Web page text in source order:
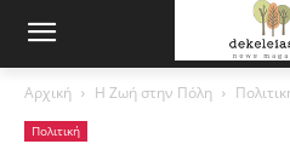
Αρχική Η Ζωή στην Πόλη
Πολιτική